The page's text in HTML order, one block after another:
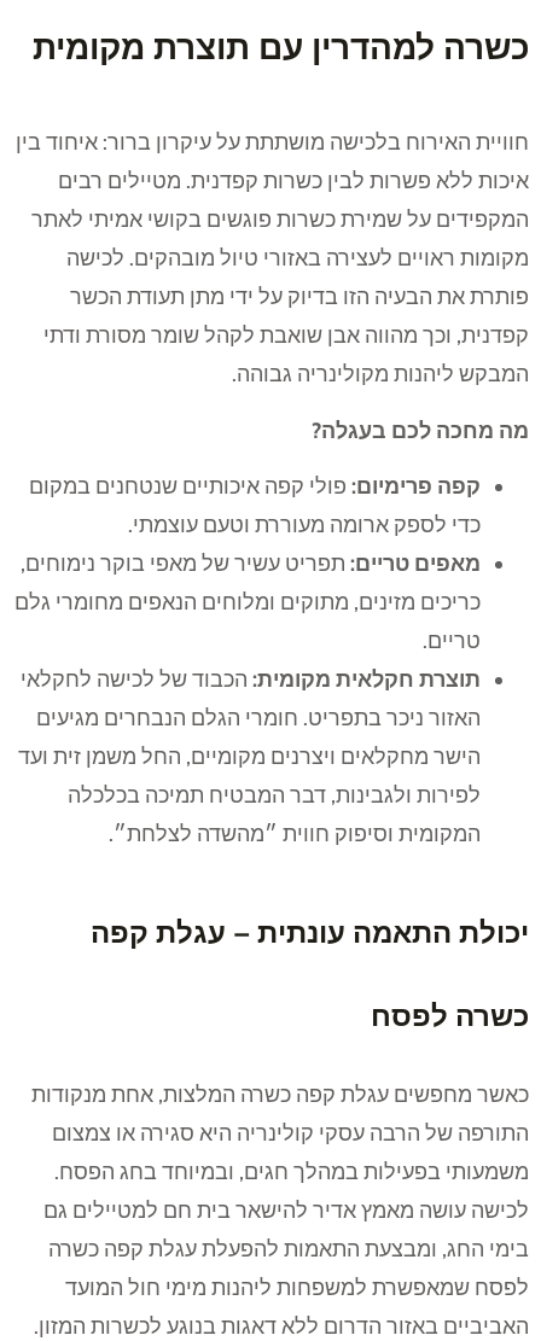
כשרה למהדרין עם תוצרת מקומית
חוויית האירוח בלכישה מושתתת על עיקרון ברור: איחוד בין
איכות ללא פשרות לבין כשרות קפדנית. מטיילים רבים
המקפידים על שמירת כשרות פוגשים בקושי אמיתי לאתר
מקומות ראויים לעצירה באזורי טיול מובהקים. לכישה
פותרת את הבעיה הזו בדיוק על ידי מתן תעודת הכשר
קפדנית, וכך מהווה אבן שואבת לקהל שומר מסורת ודתי
המבקש ליהנות מקולינריה גבוהה.
מה מחכה לכם בעגלה?
קפה פרימיום: פולי קפה איכותיים שנטחנים במקום
כדי לספק ארומה מעוררת וטעם עוצמתי.
מאפים טריים: תפריט עשיר של מאפי בוקר נימוחים,
כריכים מזינים, מתוקים ומלוחים הנאפים מחומרי גלם
טריים.
תוצרת חקלאית מקומית: הכבוד של לכישה לחקלאי
האזור ניכר בתפריט. חומרי הגלם הנבחרים מגיעים
הישר מחקלאים ויצרנים מקומיים, החל משמן זית ועד
לפירות ולגבינות, דבר המבטיח תמיכה בכלכלה
המקומית וסיפוק חווית ״מהשדה לצלחת״.
יכולת התאמה עונתית – עגלת קפה
כשרה לפסח
כאשר מחפשים עגלת קפה כשרה המלצות, אחת מנקודות
התורפה של הרבה עסקי קולינריה היא סגירה או צמצום
משמעותי בפעילות במהלך חגים, ובמיוחד בחג הפסח.
לכישה עושה מאמץ אדיר להישאר בית חם למטיילים גם
בימי החג, ומבצעת התאמות להפעלת עגלת קפה כשרה
לפסח שמאפשרת למשפחות ליהנות מימי חול המועד
האביביים באזור הדרום ללא דאגות בנוגע לכשרות המזון.